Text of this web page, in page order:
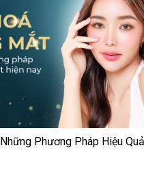
Phương Pháp Hiệu